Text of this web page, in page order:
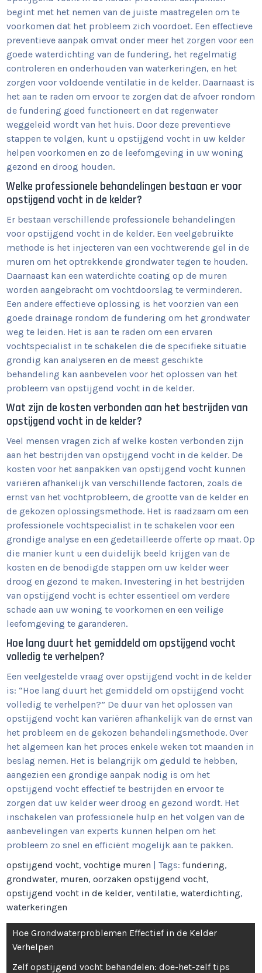
begint met het nemen van de juiste maatregelen om te
voorkomen dat het probleem zich voordoet. Een effectieve
preventieve aanpak omvat onder meer het zorgen voor een
goede waterdichting van de fundering, het regelmatig
controleren en onderhouden van waterkeringen, en het
zorgen voor voldoende ventilatie in de kelder. Daarnaast is
het aan te raden om ervoor te zorgen dat de afvoer rondom
de fundering goed functioneert en dat regenwater
weggeleid wordt van het huis. Door deze preventieve
stappen te volgen, kunt u opstijgend vocht in uw kelder
helpen voorkomen en zo de leefomgeving in uw woning
gezond en droog houden.
Welke professionele behandelingen bestaan er voor
opstijgend vocht in de kelder?
Er bestaan verschillende professionele behandelingen
voor opstijgend vocht in de kelder. Een veelgebruikte
methode is het injecteren van een vochtwerende gel in de
muren om het optrekkende grondwater tegen te houden.
Daarnaast kan een waterdichte coating op de muren
worden aangebracht om vochtdoorslag te verminderen.
Een andere effectieve oplossing is het voorzien van een
goede drainage rondom de fundering om het grondwater
weg te leiden. Het is aan te raden om een ervaren
vochtspecialist in te schakelen die de specifieke situatie
grondig kan analyseren en de meest geschikte
behandeling kan aanbevelen voor het oplossen van het
probleem van opstijgend vocht in de kelder.
Wat zijn de kosten verbonden aan het bestrijden van
opstijgend vocht in de kelder?
Veel mensen vragen zich af welke kosten verbonden zijn
aan het bestrijden van opstijgend vocht in de kelder. De
kosten voor het aanpakken van opstijgend vocht kunnen
variëren afhankelijk van verschillende factoren, zoals de
ernst van het vochtprobleem, de grootte van de kelder en
de gekozen oplossingsmethode. Het is raadzaam om een
professionele vochtspecialist in te schakelen voor een
grondige analyse en een gedetailleerde offerte op maat. Op
die manier kunt u een duidelijk beeld krijgen van de
kosten en de benodigde stappen om uw kelder weer
droog en gezond te maken. Investering in het bestrijden
van opstijgend vocht is echter essentieel om verdere
schade aan uw woning te voorkomen en een veilige
leefomgeving te garanderen.
Hoe lang duurt het gemiddeld om opstijgend vocht
volledig te verhelpen?
Een veelgestelde vraag over opstijgend vocht in de kelder
is: “Hoe lang duurt het gemiddeld om opstijgend vocht
volledig te verhelpen?” De duur van het oplossen van
opstijgend vocht kan variëren afhankelijk van de ernst van
het probleem en de gekozen behandelingsmethode. Over
het algemeen kan het proces enkele weken tot maanden in
beslag nemen. Het is belangrijk om geduld te hebben,
aangezien een grondige aanpak nodig is om het
opstijgend vocht effectief te bestrijden en ervoor te
zorgen dat uw kelder weer droog en gezond wordt. Het
inschakelen van professionele hulp en het volgen van de
aanbevelingen van experts kunnen helpen om het
probleem zo snel en efficiënt mogelijk aan te pakken.
opstijgend vocht,vochtige muren | Tags:fundering,
grondwater, muren,oorzaken opstijgend vocht,
opstijgend vocht in de kelder,ventilatie,waterdichting,
waterkeringen
Berichtnavigatie
Hoe Grondwaterproblemen Effectief in de Kelder
Verhelpen
Zelf opstijgend vocht behandelen: doe-het-zelf tips